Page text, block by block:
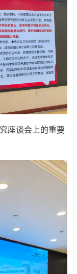
座谈会上的重要